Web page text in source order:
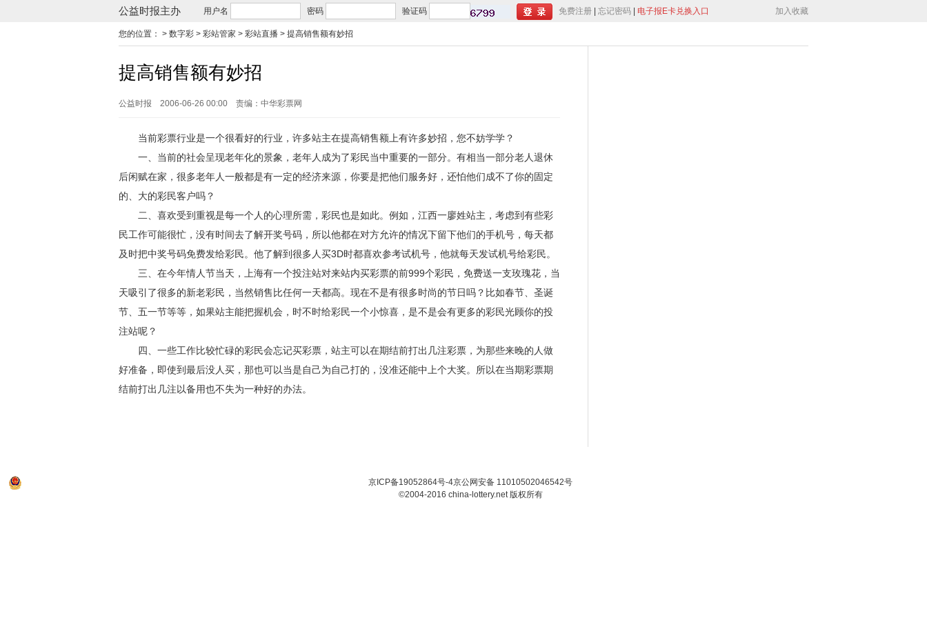
公益时报主办 用户名 密码 验证码 免费注册 忘记密码 电子报E卡兑换入口 加入收藏
您的位置： > 数字彩 > 彩站管家 > 彩站直播 > 提高销售额有妙招
提高销售额有妙招
公益时报 2006-06-26 00:00 责编：中华彩票网
当前彩票行业是一个很看好的行业，许多站主在提高销售额上有许多妙招，您不妨学学？
一、当前的社会呈现老年化的景象，老年人成为了彩民当中重要的一部分。有相当一部分老人退休
后闲赋在家，很多老年人一般都是有一定的经济来源，你要是把他们服务好，还怕他们成不了你的固定
的、大的彩民客户吗？
二、喜欢受到重视是每一个人的心理所需，彩民也是如此。例如，江西一廖姓站主，考虑到有些彩
民工作可能很忙，没有时间去了解开奖号码，所以他都在对方允许的情况下留下他们的手机号，每天都
及时把中奖号码免费发给彩民。他了解到很多人买3D时都喜欢参考试机号，他就每天发试机号给彩民。
三、在今年情人节当天，上海有一个投注站对来站内买彩票的前999个彩民，免费送一支玫瑰花，当
天吸引了很多的新老彩民，当然销售比任何一天都高。现在不是有很多时尚的节日吗？比如春节、圣诞
节、五一节等等，如果站主能把握机会，时不时给彩民一个小惊喜，是不是会有更多的彩民光顾你的投
注站呢？
四、一些工作比较忙碌的彩民会忘记买彩票，站主可以在期结前打出几注彩票，为那些来晚的人做
好准备，即使到最后没人买，那也可以当是自己为自己打的，没准还能中上个大奖。所以在当期彩票期
结前打出几注以备用也不失为一种好的办法。
京ICP备19052864号-4京公网安备 11010502046542号
©2004-2016 china-lottery.net 版权所有